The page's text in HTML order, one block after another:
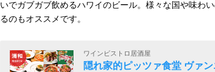
いでガブガブ飲めるハワイのビール。様々な国や味わ
るのもオススメです。
ワインビストロ居酒屋
隠れ家的ピッツァ食堂 ヴァ